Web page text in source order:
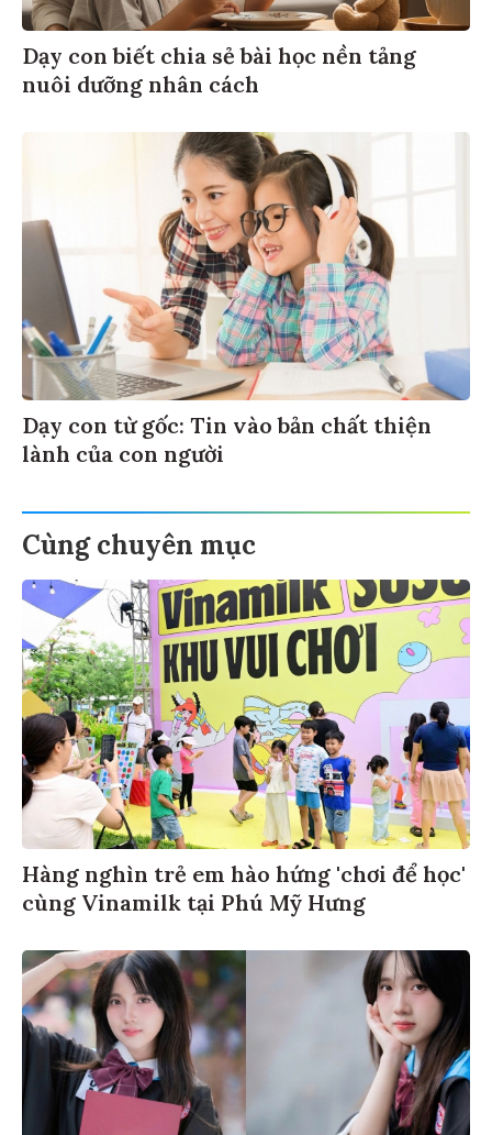
Dạy con biết chia sẻ bài học nền tảng
nuôi dưỡng nhân cách
Dạy con từ gốc: Tin vào bản chất thiện
lành của con người
Cùng chuyên mục
Hàng nghìn trẻ em hào hứng 'chơi để học'
cùng Vinamilk tại Phú Mỹ Hưng